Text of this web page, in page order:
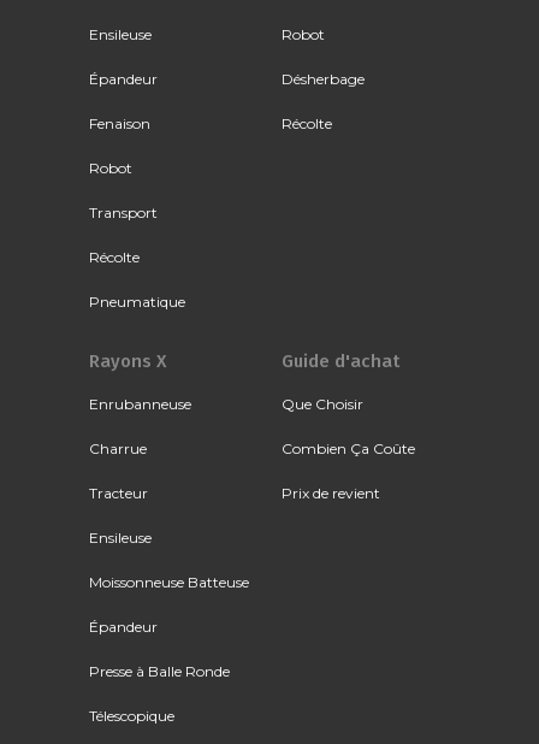
Ensileuse
Épandeur
Fenaison
Robot
Transport
Récolte
Pneumatique
Robot
Désherbage
Récolte
Rayons X
Enrubanneuse
Charrue
Tracteur
Ensileuse
Moissonneuse Batteuse
Épandeur
Presse à Balle Ronde
Télescopique
Guide d'achat
Que Choisir
Combien Ça Coûte
Prix de revient